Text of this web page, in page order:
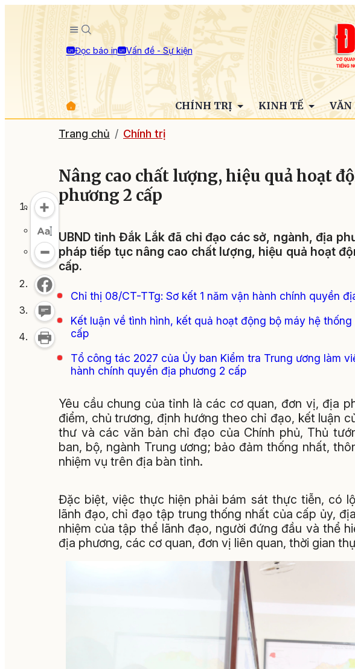
Đọc báo in Vấn đề - Sự kiện
CHÍNH TRỊ KINH TẾ VĂN
Trang chủ Chính trị
Nâng cao chất lượng, hiệu quả hoạt
phương 2 cấp
UBND tỉnh Đắk Lắk đã chỉ đạo các sở, ngành, địa
pháp tiếp tục nâng cao chất lượng, hiệu quả hoạt
cấp.
Chỉ thị 08/CT-TTg: Sơ kết 1 năm vận hành chính quyền
Kết luận về tình hình, kết quả hoạt động bộ máy hệ
cấp
Tổ công tác 2027 của Ủy ban Kiểm tra Trung ương làm
hành chính quyền địa phương 2 cấp
Yêu cầu chung của tỉnh là các cơ quan, đơn vị, địa
điểm, chủ trương, định hướng theo chỉ đạo, kết luận
thư và các văn bản chỉ đạo của Chính phủ, Thủ
ban, bộ, ngành Trung ương; bảo đảm thống nhất,
nhiệm vụ trên địa bàn tỉnh.
Đặc biệt, việc thực hiện phải bám sát thực tiễn, có
lãnh đạo, chỉ đạo tập trung thống nhất của cấp ủy,
nhiệm của tập thể lãnh đạo, người đứng đầu và thể
địa phương, các cơ quan, đơn vị liên quan, thời gian